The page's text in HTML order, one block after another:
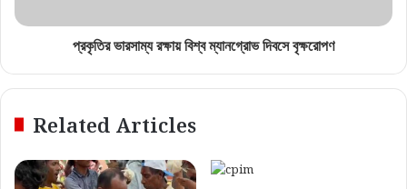
প্রকৃতির ভারসাম্য রক্ষায় বিশ্ব ম্যানগ্রোভ দিবসে বৃক্ষরোপণ
Related Articles